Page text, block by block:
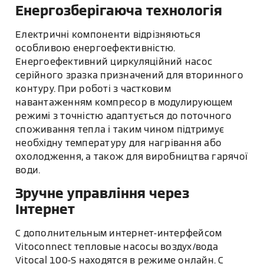
Енергозберігаюча технологія
Електричні компоненти відрізняються
особливою енергоефективністю.
Енергоефективний циркуляційний насос
серійного зразка призначений для вторинного
контуру. При роботі з частковим
навантаженням компресор в модулирующем
режимі з точністю адаптується до поточного
споживання тепла і таким чином підтримує
необхідну температуру для нагрівання або
охолодження, а також для виробництва гарячої
води.
Зручне управління через
Інтернет
С дополнительным интернет-интерфейсом
Vitoconnect тепловые насосы воздух/вода
Vitocal 100-S находятся в режиме онлайн. С